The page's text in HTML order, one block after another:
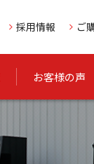
採用情報 ご
お客様の声